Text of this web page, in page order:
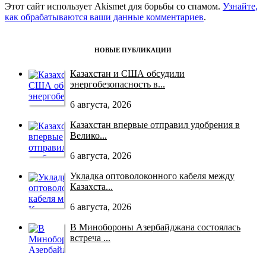
Этот сайт использует Akismet для борьбы со спамом. Узнайте,
как обрабатываются ваши данные комментариев.
НОВЫЕ ПУБЛИКАЦИИ
Казахстан и США обсудили
энергобезопасность в...
6 августа, 2026
Казахстан впервые отправил удобрения в
Велико...
6 августа, 2026
Укладка оптоволоконного кабеля между
Казахста...
6 августа, 2026
В Минобороны Азербайджана состоялась
встреча ...